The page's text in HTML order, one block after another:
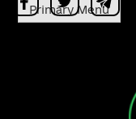
Primary Menu